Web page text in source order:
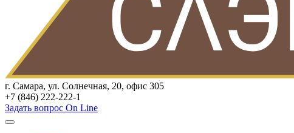
г. Самара, ул. Солнечная, 20, офис 305
+7 (846) 222-222-1
Задать вопрос On Line